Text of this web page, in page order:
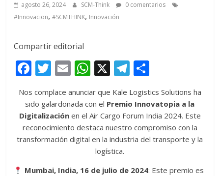
agosto 26, 2024 SCM-Think
0 comentarios
#Innovacion,#SCMTHINK, Innovación
Compartir editorial
F
e
b
o
o
T
w
itt
er
E
ai
l
W
at
s
A
p
p
X T
e
gr
a
m
m
p
ar
ti
r
Nos complace anunciar que Kale Logistics Solutions ha
sido galardonada con el Premio Innovatopia a la
Digitalizaciónen el Air Cargo Forum India 2024. Este
reconocimiento destaca nuestro compromiso con la
transformación digital en la industria del transporte y la
logística.
Mumbai, India, 16 de julio de 2024: Este premio es